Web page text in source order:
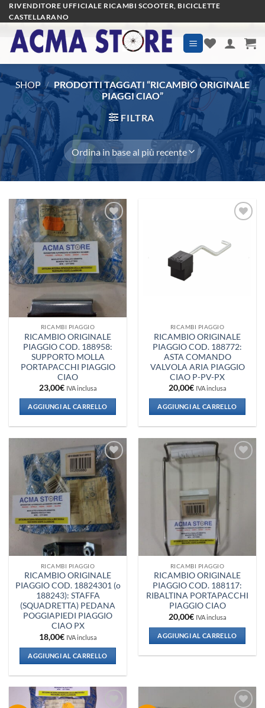
Salta
ai
contenuti
RIVENDITORE UFFICIALE RICAMBI SCOOTER, BICICLETTE
CASTELLARANO
SHOP / PRODOTTI TAGGATI “RICAMBIO ORIGINALE
PIAGGI CIAO”
FILTRA
Aggiungi
alla lista
dei
desideri
RICAMBI PIAGGIO
RICAMBIO ORIGINALE
PIAGGIO COD. 188958:
SUPPORTO MOLLA
PORTAPACCHI PIAGGIO
CIAO
23,00€ IVA inclusa
AGGIUNGI AL CARRELLO
desideri
RICAMBI PIAGGIO
RICAMBIO ORIGINALE
PIAGGIO COD. 188772:
ASTA COMANDO
VALVOLA ARIA PIAGGIO
CIAO P-PV-PX
20,00€ IVA inclusa
AGGIUNGI AL CARRELLO
Aggiungi
alla lista
dei
desideri
RICAMBI PIAGGIO
RICAMBIO ORIGINALE
PIAGGIO COD. 18824301 (o
188243): STAFFA
(SQUADRETTA) PEDANA
POGGIAPIEDI PIAGGIO
CIAO PX
18,00€ IVA inclusa
AGGIUNGI AL CARRELLO
Aggiungi
RICAMBI PIAGGIO
RICAMBIO ORIGINALE
PIAGGIO COD. 188117:
RIBALTINA PORTAPACCHI
PIAGGIO CIAO
20,00€ IVA inclusa
AGGIUNGI AL CARRELLO